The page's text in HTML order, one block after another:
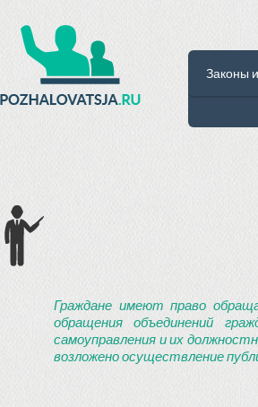
Законы
Граждане имеют право
обращения объединений
самоуправления и их
возложено осуществление